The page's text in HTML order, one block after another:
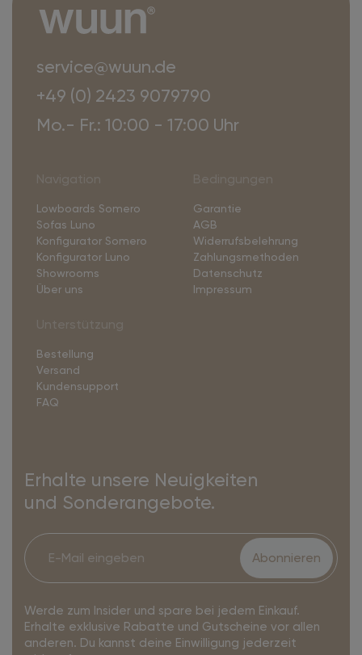
service@wuun.de
+49 (0) 2423 9079790
Mo.- Fr.: 10:00 - 17:00 Uhr
Lowboards Somero
Sofas Luno
Konfigurator Somero
Konfigurator Luno
Showrooms
Über uns
Garantie
AGB
Widerrufsbelehrung
Zahlungsmethoden
Datenschutz
Impressum
Bestellung
Versand
Kundensupport
FAQ
Erhalte unsere Neuigkeiten
und Sonderangebote.
Abonnieren
Werde zum Insider und spare bei jedem Einkauf.
Erhalte exklusive Rabatte und Gutscheine vor allen
anderen. Du kannst deine Einwilligung jederzeit